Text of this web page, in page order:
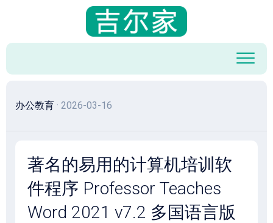
容
办公教育 · 2026-03-16
著名的易用的计算机培训软
件程序 Professor Teaches
Word 2021 v7.2 多国语言版